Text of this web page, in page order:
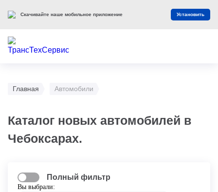
Главная Автомобили
Каталог новых автомобилей в
Чебоксарах.
Вы выбрали:
Полный фильтр
Скачивайте наше мобильное приложение Установить